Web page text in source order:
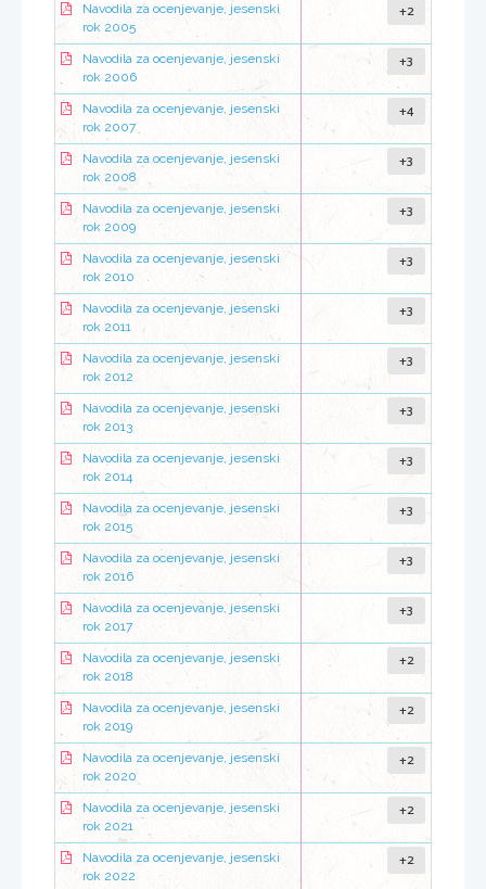
Navodila za ocenjevanje, jesenski
rok 2005
+2
Navodila za ocenjevanje, jesenski
rok 2006
+3
Navodila za ocenjevanje, jesenski
rok 2007
+4
Navodila za ocenjevanje, jesenski
rok 2008
+3
Navodila za ocenjevanje, jesenski
rok 2009
+3
Navodila za ocenjevanje, jesenski
rok 2010
+3
Navodila za ocenjevanje, jesenski
rok 2011
+3
Navodila za ocenjevanje, jesenski
rok 2012
+3
Navodila za ocenjevanje, jesenski
rok 2013
+3
Navodila za ocenjevanje, jesenski
rok 2014
+3
Navodila za ocenjevanje, jesenski
rok 2015
+3
Navodila za ocenjevanje, jesenski
rok 2016
+3
Navodila za ocenjevanje, jesenski
rok 2017
+3
Navodila za ocenjevanje, jesenski
rok 2018
+2
Navodila za ocenjevanje, jesenski
rok 2019
+2
Navodila za ocenjevanje, jesenski
rok 2020
+2
Navodila za ocenjevanje, jesenski
rok 2021
+2
Navodila za ocenjevanje, jesenski
rok 2022
+2